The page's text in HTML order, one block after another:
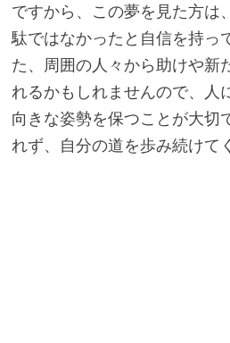
ですから、この夢を見た方は
駄ではなかったと自信を持っ
た、周囲の人々から助けや新
れるかもしれませんので、人
向きな姿勢を保つことが大切
れず、自分の道を歩み続けて